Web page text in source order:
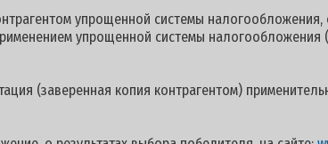
упрощенной системы налогообложения,
упрощенной системы налогообложения
(заверенная копия контрагентом)